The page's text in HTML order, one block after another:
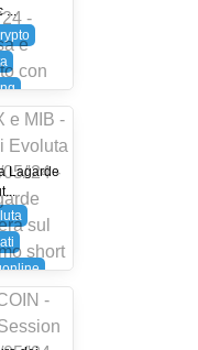
...
Lagarde
(SPX)